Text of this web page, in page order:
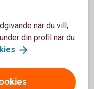
när du vill,
din profil när du